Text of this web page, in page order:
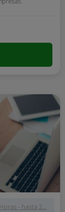
- hasta 2...